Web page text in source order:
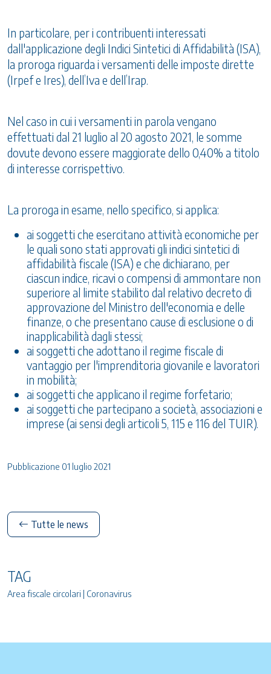
In particolare, per i contribuenti interessati
dall'applicazione degli Indici Sintetici di Affidabilità (ISA),
la proroga riguarda i versamenti delle imposte dirette
(Irpef e Ires), dell’Iva e dell’Irap.
Nel caso in cui i versamenti in parola vengano
effettuati dal 21 luglio al 20 agosto 2021, le somme
dovute devono essere maggiorate dello 0,40% a titolo
di interesse corrispettivo.
La proroga in esame, nello specifico, si applica:
ai soggetti che esercitano attività economiche per
le quali sono stati approvati gli indici sintetici di
affidabilità fiscale (ISA) e che dichiarano, per
ciascun indice, ricavi o compensi di ammontare non
superiore al limite stabilito dal relativo decreto di
approvazione del Ministro dell'economia e delle
finanze, o che presentano cause di esclusione o di
inapplicabilità dagli stessi;
ai soggetti che adottano il regime fiscale di
vantaggio per l'imprenditoria giovanile e lavoratori
in mobilità;
ai soggetti che applicano il regime forfetario;
ai soggetti che partecipano a società, associazioni e
imprese (ai sensi degli articoli 5, 115 e 116 del TUIR).
Pubblicazione 01 luglio 2021
Tutte le news
TAG
Area fiscale circolari | Coronavirus